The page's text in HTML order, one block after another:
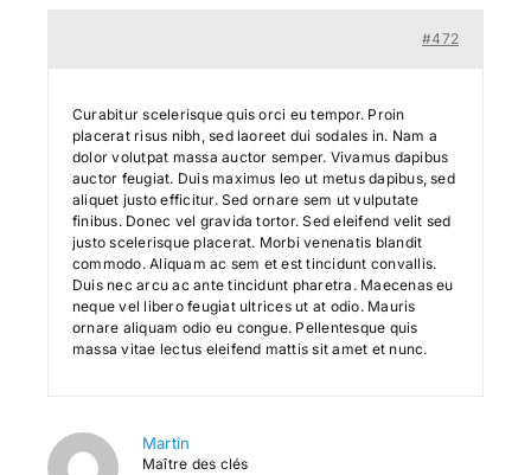
#472
Curabitur scelerisque quis orci eu tempor. Proin
placerat risus nibh, sed laoreet dui sodales in. Nam a
dolor volutpat massa auctor semper. Vivamus dapibus
auctor feugiat. Duis maximus leo ut metus dapibus, sed
aliquet justo efficitur. Sed ornare sem ut vulputate
finibus. Donec vel gravida tortor. Sed eleifend velit sed
justo scelerisque placerat. Morbi venenatis blandit
commodo. Aliquam ac sem et est tincidunt convallis.
Duis nec arcu ac ante tincidunt pharetra. Maecenas eu
neque vel libero feugiat ultrices ut at odio. Mauris
ornare aliquam odio eu congue. Pellentesque quis
massa vitae lectus eleifend mattis sit amet et nunc.
Martin
Maître des clés